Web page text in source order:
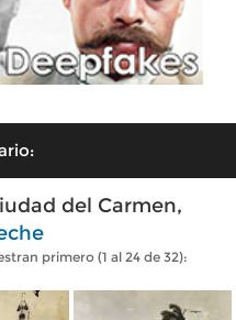
del Carmen,
primero (1 al 24 de 32):